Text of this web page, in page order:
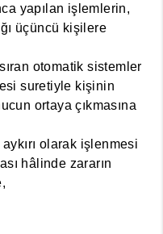
yapılan işlemlerin,
üçüncü kişilere
otomatik sistemler
suretiyle kişinin
ortaya çıkmasına
olarak işlenmesi
hâlinde zararın